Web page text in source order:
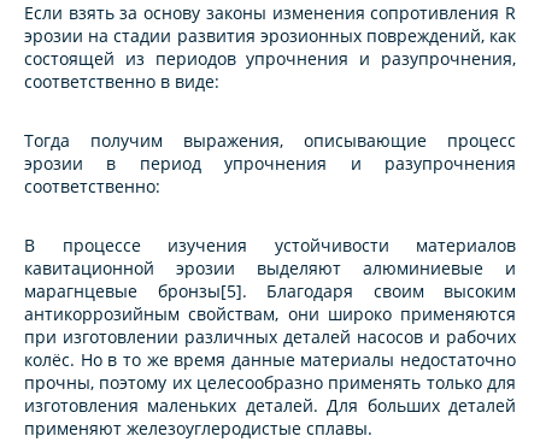
Если взять за основу законы изменения сопротивления R
эрозии на стадии развития эрозионных повреждений, как
состоящей из периодов упрочнения и разупрочнения,
соответственно в виде:
Тогда получим выражения, описывающие процесс
эрозии в период упрочнения и разупрочнения
соответственно:
В процессе изучения устойчивости материалов
кавитационной эрозии выделяют алюминиевые и
марагнцевые бронзы[5]. Благодаря своим высоким
антикоррозийным свойствам, они широко применяются
при изготовлении различных деталей насосов и рабочих
колёс. Но в то же время данные материалы недостаточно
прочны, поэтому их целесообразно применять только для
изготовления маленьких деталей. Для больших деталей
применяют железоуглеродистые сплавы.